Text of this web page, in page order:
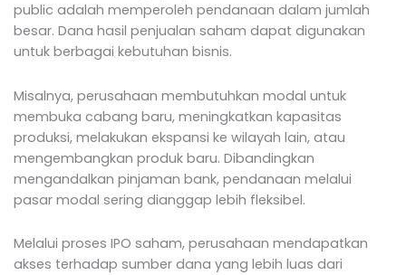
public adalah memperoleh pendanaan dalam jumlah
besar. Dana hasil penjualan saham dapat digunakan
untuk berbagai kebutuhan bisnis.
Misalnya, perusahaan membutuhkan modal untuk
membuka cabang baru, meningkatkan kapasitas
produksi, melakukan ekspansi ke wilayah lain, atau
mengembangkan produk baru. Dibandingkan
mengandalkan pinjaman bank, pendanaan melalui
pasar modal sering dianggap lebih fleksibel.
Melalui proses IPO saham, perusahaan mendapatkan
akses terhadap sumber dana yang lebih luas dari